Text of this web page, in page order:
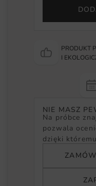
PRODUKT
I
NIE MASZ
Na próbce
pozwala
dzięki